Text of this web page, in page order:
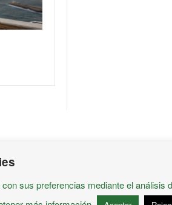
sus preferencias mediante el análisis